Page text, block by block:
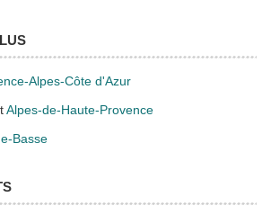
Alpes-Côte d'Azur
Alpes-de-Haute-Provence
Basse